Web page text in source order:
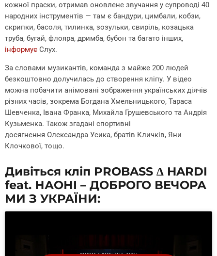
кожної праски, отримав оновлене звучання у супроводі 40
народних інструментів — там є бандури, цимбали, кобзи,
скрипки, басоля, тилинка, зозульки, свиріль, козацька
труба, бугай, флояра, дримба, бубон та багато інших,
інформує Слух.
За словами музикантів, команда з майже 200 людей
безкоштовно долучилась до створення кліпу. У відео
можна побачити анімовані зображення українських діячів
різних часів, зокрема Богдана Хмельницького, Тараса
Шевченка, Івана Франка, Михайла Грушевського та Андрія
Кузьменка. Також згадані спортивні
досягнення Олександра Усика, братів Кличків, Яни
Клочкової, тощо.
Дивіться кліп PROBASS ∆ HARDI
feat. НАОНІ – ДОБРОГО ВЕЧОРА
МИ З УКРАЇНИ: